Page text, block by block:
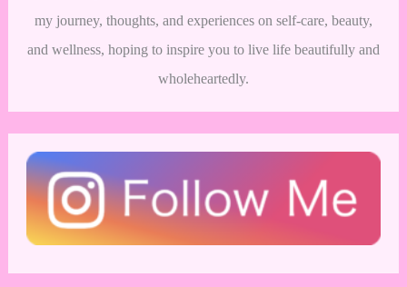
my journey, thoughts, and experiences on self-care, beauty,
and wellness, hoping to inspire you to live life beautifully and
wholeheartedly.